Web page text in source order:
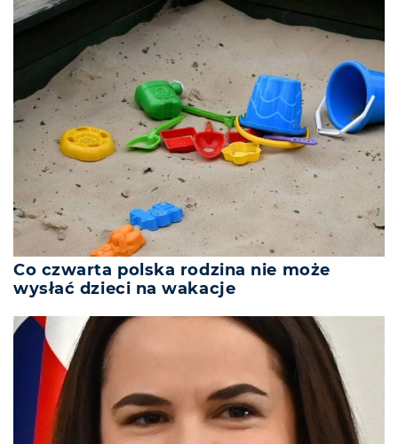
Co czwarta polska rodzina nie może
wysłać dzieci na wakacje